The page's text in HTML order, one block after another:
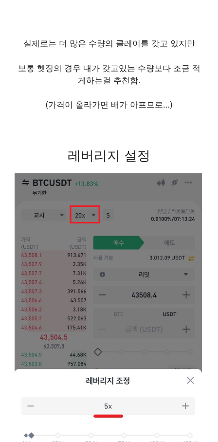
실제로는 더 많은 수량의 클레이를 갖고 있지만
보통 헷징의 경우 내가 갖고있는 수량보다 조금 적
게하는걸 추천함.
(가격이 올라가면 배가 아프므로…)
레버리지 설정